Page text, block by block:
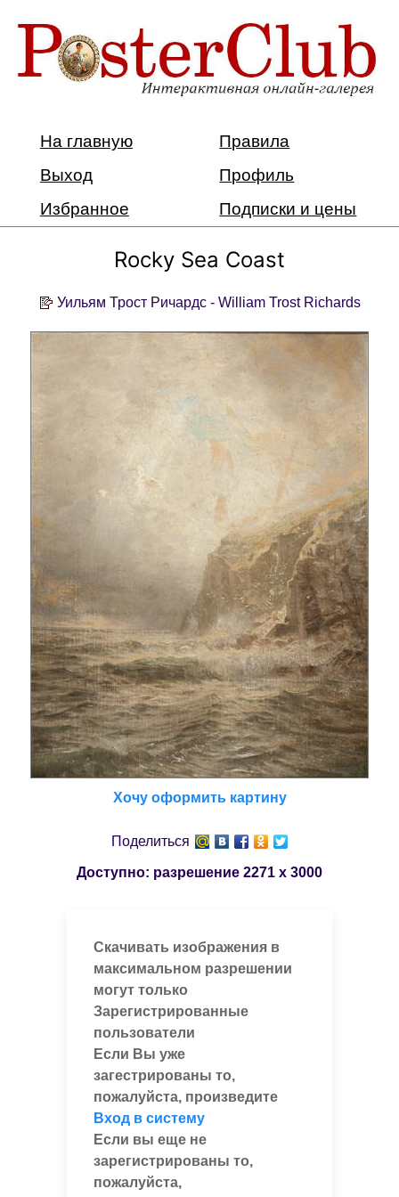
На главную
Правила
Выход
Профиль
Избранное
Подписки и цены
Rocky Sea Coast
Уильям Трост Ричардс - William Trost Richards
Хочу оформить картину
Поделиться
Доступно: разрешение 2271 x 3000
Скачивать изображения в
максимальном разрешении
могут только
Зарегистрированные
пользователи
Если Вы уже
загестрированы то,
пожалуйста, произведите
Вход в систему
Если вы еще не
зарегистрированы то,
пожалуйста,